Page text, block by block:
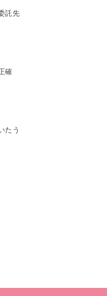
託先
確
たう